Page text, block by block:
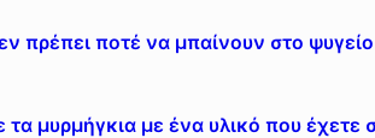
πρέπει ποτέ να μπαίνουν στο ψυγείο
μυρμήγκια με ένα υλικό που έχετε